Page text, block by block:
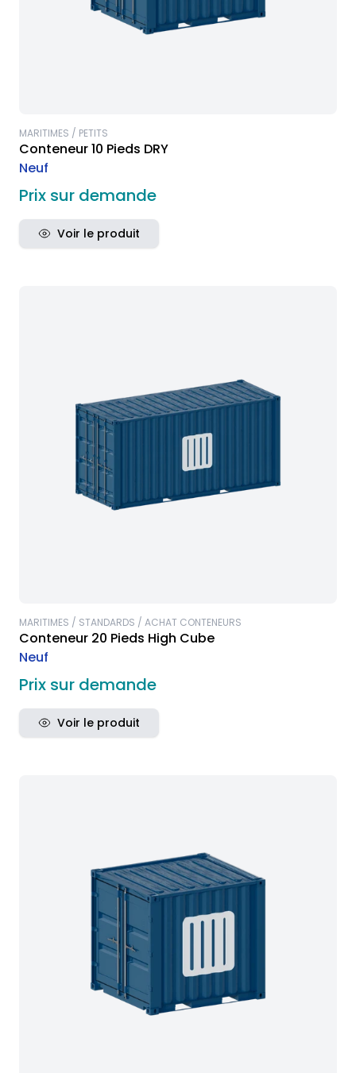
MARITIMES / PETITS
Conteneur 10 Pieds DRY
Neuf
Prix sur demande
Voir le produit
MARITIMES / STANDARDS / ACHAT CONTENEURS
Conteneur 20 Pieds High Cube
Neuf
Prix sur demande
Voir le produit